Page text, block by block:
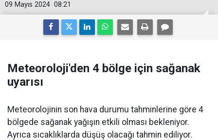
08:21
09 Mayıs 2024
Meteoroloji'den 4 bölge için sağanak
uyarısı
Meteorolojinin son hava durumu tahminlerine göre 4
bölgede sağanak yağışın etkili olması bekleniyor.
Ayrıca sıcaklıklarda düşüş olacağı tahmin ediliyor.